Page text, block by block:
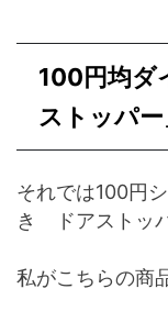
100円均
ストッパ
それでは100円
き ドアストッ
私がこちらの商